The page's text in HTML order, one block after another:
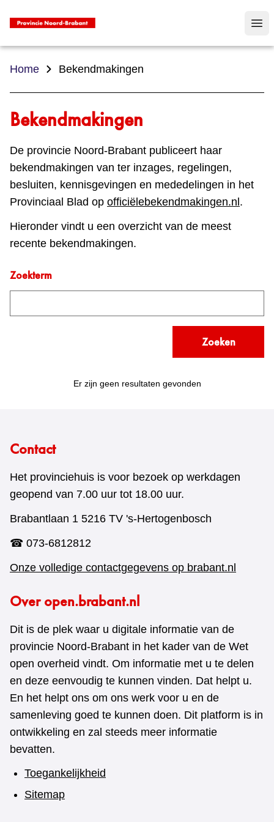
Home Bekendmakingen
Bekendmakingen
De provincie Noord-Brabant publiceert haar
bekendmakingen van ter inzages, regelingen,
besluiten, kennisgevingen en mededelingen in het
Provinciaal Blad op officiëlebekendmakingen.nl .
Hieronder vindt u een overzicht van de meest
recente bekendmakingen.
Zoekterm
Zoeken
Er zijn geen resultaten gevonden
Contact
Het provinciehuis is voor bezoek op werkdagen
geopend van 7.00 uur tot 18.00 uur.
Brabantlaan 1 5216 TV 's-Hertogenbosch
☎ 073-6812812
Onze volledige contactgegevens op brabant.nl
Over open.brabant.nl
Dit is de plek waar u digitale informatie van de
provincie Noord-Brabant in het kader van de Wet
open overheid vindt. Om informatie met u te delen
en deze eenvoudig te kunnen vinden. Dat helpt u.
En het helpt ons om ons werk voor u en de
samenleving goed te kunnen doen. Dit platform is in
ontwikkeling en zal steeds meer informatie
bevatten.
Toegankelijkheid
Sitemap